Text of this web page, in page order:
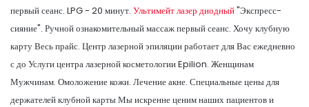
первый сеанс. LPG - 20 минут. Ультимейт лазер диодный"Экспресс-
сияние". Ручной ознакомительный массаж первый сеанс. Хочу клубную
карту Весь прайс. Центр лазерной эпиляции работает для Вас ежедневно
с до Услуги центра лазерной косметологии Epilion. Женщинам
Мужчинам. Омоложение кожи. Лечение акне. Специальные цены для
держателей клубной карты Мы искренне ценим наших пациентов и